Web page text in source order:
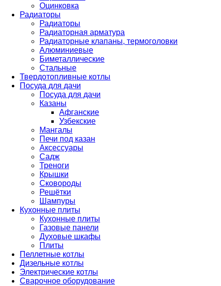
Оцинковка
Радиаторы
Радиаторы
Радиаторная арматура
Радиаторные клапаны, термоголовки
Алюминиевые
Биметаллические
Стальные
Твердотопливные котлы
Посуда для дачи
Посуда для дачи
Казаны
Афганские
Узбекские
Мангалы
Печи под казан
Аксессуары
Садж
Треноги
Крышки
Сковороды
Решётки
Шампуры
Кухонные плиты
Кухонные плиты
Газовые панели
Духовые шкафы
Плиты
Пеллетные котлы
Дизельные котлы
Электрические котлы
Сварочное оборудование